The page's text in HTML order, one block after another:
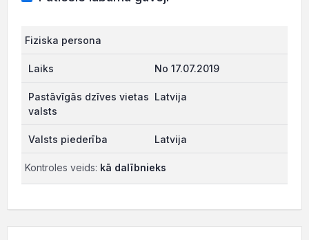
Fiziska persona
No 17.07.2019
Latvija
Latvija
Kontroles veids: kā dalībnieks